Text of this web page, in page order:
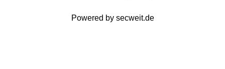
Powered by secweit.de